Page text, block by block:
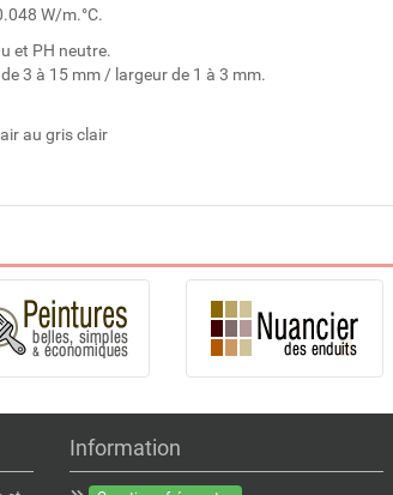
W/m.°C.
et PH neutre.
3 à 15 mm / largeur de 1 à 3 mm.
au gris clair
Information